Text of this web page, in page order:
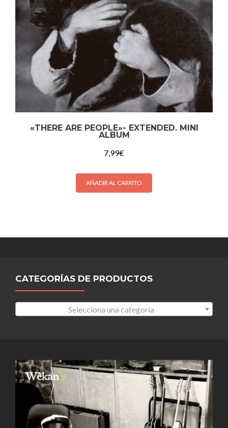
«THERE ARE PEOPLE»- EXTENDED. MINI
ALBUM
7,99€
AÑADIR AL CARRITO
CATEGORÍAS DE PRODUCTOS
Selecciona una categoría